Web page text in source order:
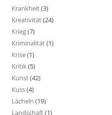
Krankheit(3)
Kreativität(24)
Krieg(7)
Kriminalität(1)
Krise(1)
Kritik(5)
Kunst(42)
Kuss(4)
Lächeln (19)
Landschaft(1)